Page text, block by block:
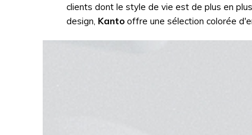
clients dont le style de vie est de plus en
design, Kanto offre une sélection colorée